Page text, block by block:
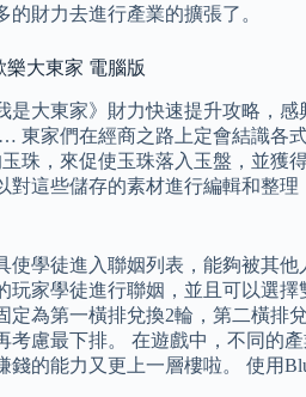
財力去進行產業的擴張了。
大東家 電腦版
是大東家》財力快速提升攻略，
東家們在經商之路上定會結識各
珠，來促使玉珠落入玉盤，並獲
對這些儲存的素材進行編輯和整
使學徒進入聯姻列表，能夠被其
玩家學徒進行聯姻，並且可以選
定為第一橫排兌換2輪，第二橫排
考慮最下排。 在遊戲中，不同的
的能力又更上一層樓啦。 使用